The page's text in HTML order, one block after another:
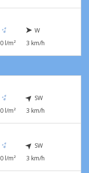
0 l/m²
W
3 km/h
0 l/m²
SW
3 km/h
0 l/m²
SW
3 km/h